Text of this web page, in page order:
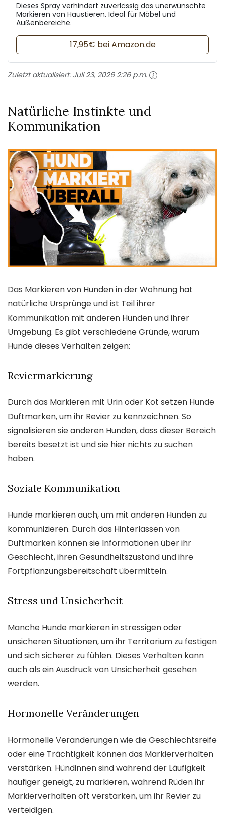
Dieses Spray verhindert zuverlässig das unerwünschte
Markieren von Haustieren. Ideal für Möbel und
Außenbereiche.
17,95€ bei Amazon.de
Zuletzt aktualisiert: Juli 23, 2026 2:26 p.m.
Natürliche Instinkte und
Kommunikation
Das Markieren von Hunden in der Wohnung hat
natürliche Ursprünge und ist Teil ihrer
Kommunikation mit anderen Hunden und ihrer
Umgebung. Es gibt verschiedene Gründe, warum
Hunde dieses Verhalten zeigen:
Reviermarkierung
Durch das Markieren mit Urin oder Kot setzen Hunde
Duftmarken, um ihr Revier zu kennzeichnen. So
signalisieren sie anderen Hunden, dass dieser Bereich
bereits besetzt ist und sie hier nichts zu suchen
haben.
Soziale Kommunikation
Hunde markieren auch, um mit anderen Hunden zu
kommunizieren. Durch das Hinterlassen von
Duftmarken können sie Informationen über ihr
Geschlecht, ihren Gesundheitszustand und ihre
Fortpflanzungsbereitschaft übermitteln.
Stress und Unsicherheit
Manche Hunde markieren in stressigen oder
unsicheren Situationen, um ihr Territorium zu festigen
und sich sicherer zu fühlen. Dieses Verhalten kann
auch als ein Ausdruck von Unsicherheit gesehen
werden.
Hormonelle Veränderungen
Hormonelle Veränderungen wie die Geschlechtsreife
oder eine Trächtigkeit können das Markierverhalten
verstärken. Hündinnen sind während der Läufigkeit
häufiger geneigt, zu markieren, während Rüden ihr
Markierverhalten oft verstärken, um ihr Revier zu
verteidigen.